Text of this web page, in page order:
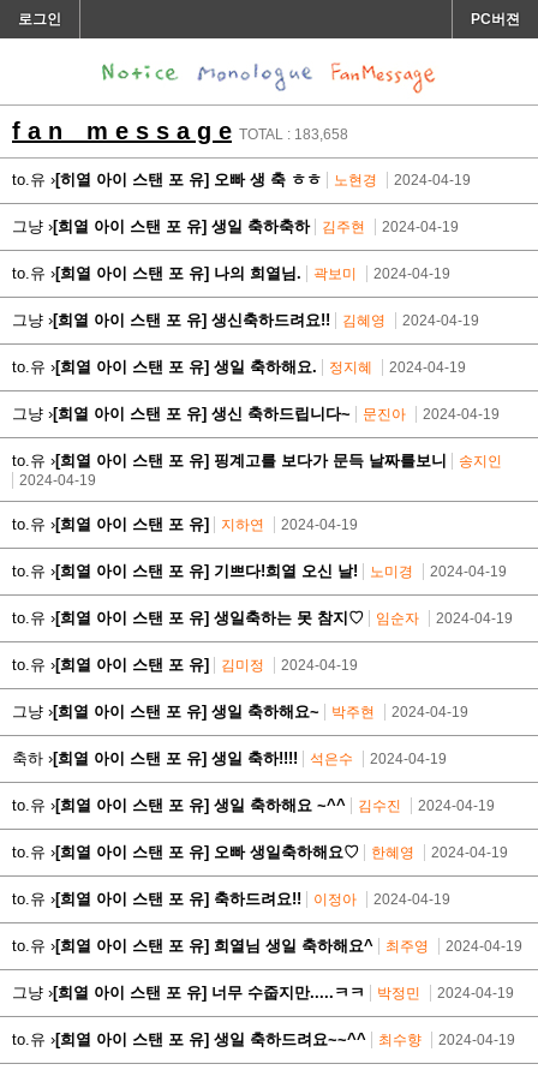
로그인 PC버젼
f a n m e s s a g e TOTAL : 183,658
to.유 ›[히열 아이 스탠 포 유] 오빠 생 축 ㅎㅎ 노현경 2024-04-19
그냥 ›[희열 아이 스탠 포 유] 생일 축하축하 김주현 2024-04-19
to.유 ›[희열 아이 스탠 포 유] 나의 희열님. 곽보미 2024-04-19
그냥 ›[희열 아이 스탠 포 유] 생신축하드려요!! 김혜영 2024-04-19
to.유 ›[희열 아이 스탠 포 유] 생일 축하해요. 정지혜 2024-04-19
그냥 ›[희열 아이 스탠 포 유] 생신 축하드립니다~ 문진아 2024-04-19
to.유 ›[희열 아이 스탠 포 유] 핑계고를 보다가 문득 날짜를보니
송지인
2024-04-19
to.유 ›[희열 아이 스탠 포 유] 지하연 2024-04-19
to.유 ›[희열 아이 스탠 포 유] 기쁘다!희열 오신 날! 노미경 2024-04-19
to.유 ›[희열 아이 스탠 포 유] 생일축하는 못 참지♡ 임순자 2024-04-19
to.유 ›[희열 아이 스탠 포 유] 김미정 2024-04-19
그냥 ›[희열 아이 스탠 포 유] 생일 축하해요~ 박주현 2024-04-19
축하 ›[희열 아이 스탠 포 유] 생일 축하!!!! 석은수 2024-04-19
to.유 ›[희열 아이 스탠 포 유] 생일 축하해요 ~^^ 김수진 2024-04-19
to.유 ›[희열 아이 스탠 포 유] 오빠 생일축하해요♡ 한혜영 2024-04-19
to.유 ›[희열 아이 스탠 포 유] 축하드려요!! 이정아 2024-04-19
to.유 ›[희열 아이 스탠 포 유] 희열님 생일 축하해요^ 최주영 2024-04-19
그냥 ›[희열 아이 스탠 포 유] 너무 수줍지만.....ㅋㅋ 박정민 2024-04-19
to.유 ›[희열 아이 스탠 포 유] 생일 축하드려요~~^^ 최수향 2024-04-19